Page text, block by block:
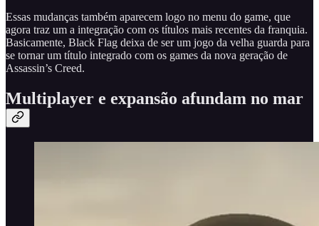
Essas mudanças também aparecem logo no menu do game, que
agora traz um a integração com os títulos mais recentes da franquia.
Basicamente, Black Flag deixa de ser um jogo da velha guarda para
se tornar um título integrado com os games da nova geração de
Assassin’s Creed.
Multiplayer e expansão afundam no mar